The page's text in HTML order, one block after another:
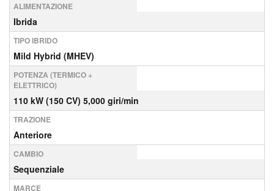
ALIMENTAZIONE
Ibrida
TIPO IBRIDO
Mild Hybrid (MHEV)
POTENZA (TERMICO +
ELETTRICO)
110 kW (150 CV) 5,000 giri/min
TRAZIONE
Anteriore
CAMBIO
Sequenziale
MARCE